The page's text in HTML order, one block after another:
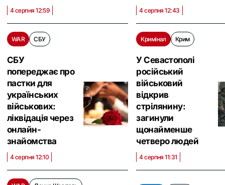
4 серпня 12:59 4 серпня 12:43
WAR СБУ
СБУ
попереджає про
пастки для
українських
військових:
ліквідація через
онлайн-
знайомства
4 серпня 12:10
Кримінал Крим
У Севастополі
російський
військовий
відкрив
стрілянину:
загинули
щонайменше
четверо людей
4 серпня 11:31